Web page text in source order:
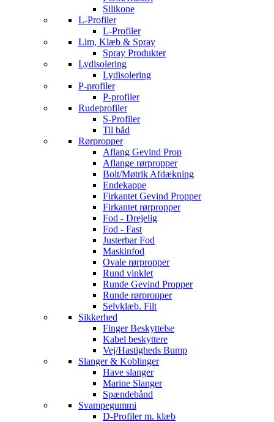
Silikone
L-Profiler
L-Profiler
Lim, Klæb & Spray
Spray Produkter
Lydisolering
Lydisolering
P-profiler
P-profiler
Rudeprofiler
S-Profiler
Til båd
Rørpropper
Aflang Gevind Prop
Aflange rørpropper
Bolt/Møtrik Afdækning
Endekappe
Firkantet Gevind Propper
Firkantet rørpropper
Fod - Drejelig
Fod - Fast
Justerbar Fod
Maskinfod
Ovale rørpropper
Rund vinklet
Runde Gevind Propper
Runde rørpropper
Selvklæb. Filt
Sikkerhed
Finger Beskyttelse
Kabel beskyttere
Vej/Hastigheds Bump
Slanger & Koblinger
Have slanger
Marine Slanger
Spændebånd
Svampegummi
D-Profiler m. klæb